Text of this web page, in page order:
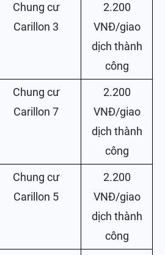
Chung cư
Carillon 3
2.200
VNĐ/giao
dịch thành
công
Chung cư
Carillon 7
2.200
VNĐ/giao
dịch thành
công
Chung cư
Carillon 5
2.200
VNĐ/giao
dịch thành
công